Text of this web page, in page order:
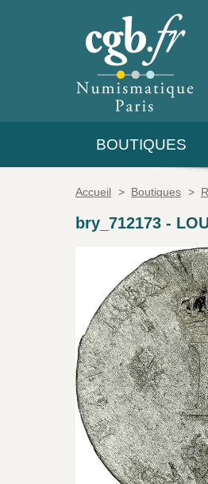
BOUTIQUES
Accueil > Boutiques >
bry_712173 -